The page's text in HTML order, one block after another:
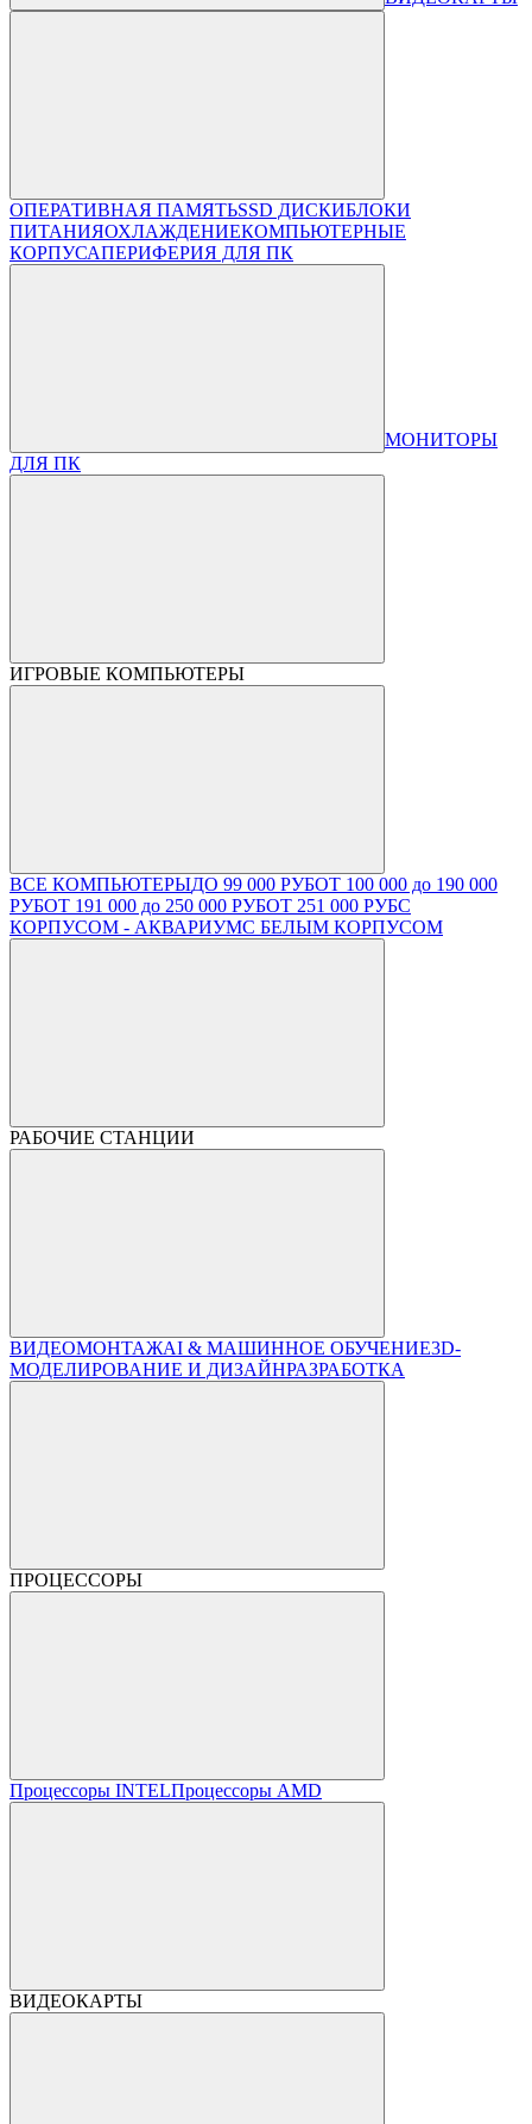
ОПЕРАТИВНАЯ ПАМЯТЬSSD ДИСКИБЛОКИ
ПИТАНИЯОХЛАЖДЕНИЕКОМПЬЮТЕРНЫЕ
КОРПУСАПЕРИФЕРИЯ ДЛЯ ПК
МОНИТОРЫ
ДЛЯ ПК
ИГРОВЫЕ КОМПЬЮТЕРЫ
ВСЕ КОМПЬЮТЕРЫДО 99 000 РУБОТ 100 000 до 190 000
РУБОТ 191 000 до 250 000 РУБОТ 251 000 РУБС
КОРПУСОМ - АКВАРИУМС БЕЛЫМ КОРПУСОМ
РАБОЧИЕ СТАНЦИИ
ВИДЕОМОНТАЖAI & МАШИННОЕ ОБУЧЕНИЕ3D-
МОДЕЛИРОВАНИЕ И ДИЗАЙНРАЗРАБОТКА
ПРОЦЕССОРЫ
Процессоры INTELПроцессоры AMD
ВИДЕОКАРТЫ